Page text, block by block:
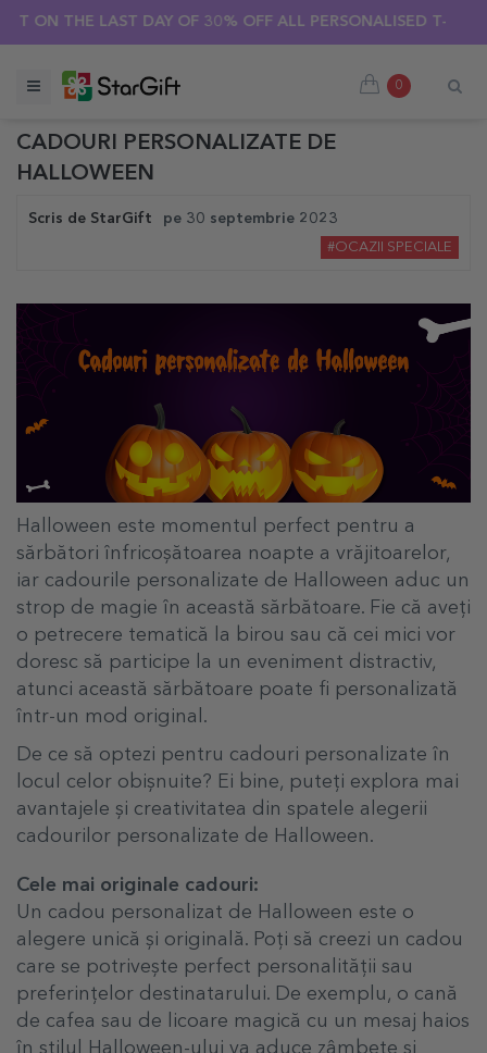
THE LAST DAY OF 30% OFF ALL PERSONALISED T-SHIRTS! 🔥
0
CADOURI PERSONALIZATE DE
HALLOWEEN
Scris de StarGift pe 30 septembrie 2023
#OCAZII SPECIALE
Halloween este momentul perfect pentru a
sărbători înfricoșătoarea noapte a vrăjitoarelor,
iar cadourile personalizate de Halloween aduc un
strop de magie în această sărbătoare. Fie că aveți
o petrecere tematică la birou sau că cei mici vor
doresc să participe la un eveniment distractiv,
atunci această sărbătoare poate fi personalizată
într-un mod original.
De ce să optezi pentru cadouri personalizate în
locul celor obișnuite? Ei bine, puteți explora mai
avantajele și creativitatea din spatele alegerii
cadourilor personalizate de Halloween.
Cele mai originale cadouri:
Un cadou personalizat de Halloween este o
alegere unică și originală. Poți să creezi un cadou
care se potrivește perfect personalității sau
preferințelor destinatarului. De exemplu, o cană
de cafea sau de licoare magică cu un mesaj haios
în stilul Halloween-ului va aduce zâmbete și